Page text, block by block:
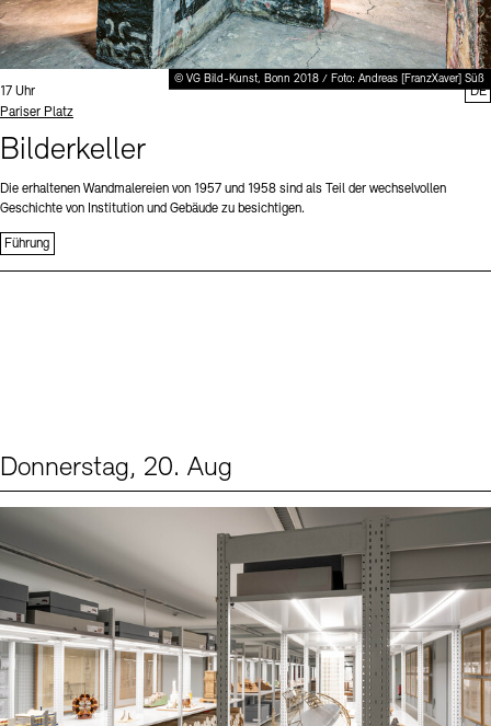
© VG Bild-Kunst, Bonn 2018 / Foto: Andreas [FranzXaver] Süß
Uhrzeit:
17 Uhr
Standort
Pariser Platz
Bilderkeller
Die erhaltenen Wandmalereien von 1957 und 1958 sind als Teil der wechselvollen
Geschichte von Institution und Gebäude zu besichtigen.
Führung
DE
Donnerstag, 20. Aug